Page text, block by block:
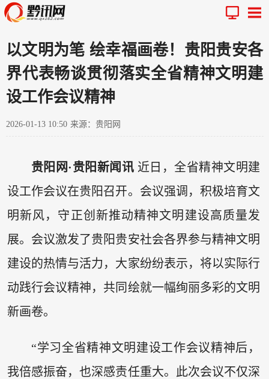
以文明为笔 绘幸福画卷！贵阳贵安各
界代表畅谈贯彻落实全省精神文明建
设工作会议精神
2026-01-13 10:50 来源：贵阳网
贵阳网·贵阳新闻讯近日，全省精神文明建
设工作会议在贵阳召开。会议强调，积极培育文
明新风，守正创新推动精神文明建设高质量发
展。会议激发了贵阳贵安社会各界参与精神文明
建设的热情与活力，大家纷纷表示，将以实际行
动践行会议精神，共同绘就一幅绚丽多彩的文明
新画卷。
“学习全省精神文明建设工作会议精神后，
我倍感振奋，也深感责任重大。此次会议不仅深